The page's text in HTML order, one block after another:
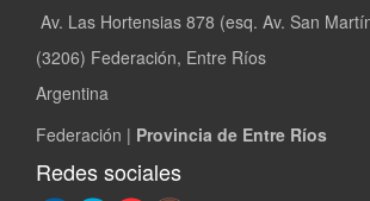
Av. Las Hortensias 878 (esq. Av. San
(3206) Federación, Entre Ríos
Argentina
Federación | Provincia de Entre Ríos
Redes sociales